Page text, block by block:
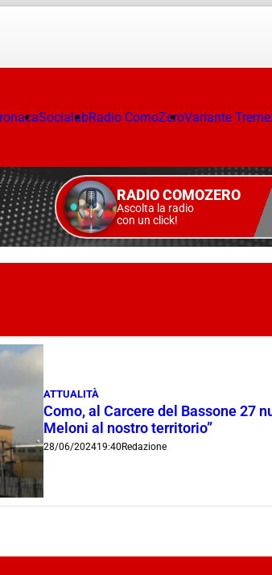
SocialabRadio ComoZeroVariante
RADIO COMOZERO
Ascolta la radio
con un click!
ATTUALITÀ
Como, al Carcere del Bassone 27
Meloni al nostro territorio”
28/06/202419:40 Redazione